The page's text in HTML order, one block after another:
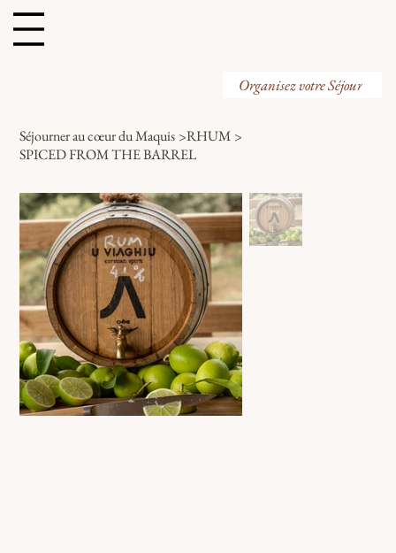
Organisez votre Séjour
Séjourner au cœur du Maquis >RHUM >
SPICED FROM THE BARREL